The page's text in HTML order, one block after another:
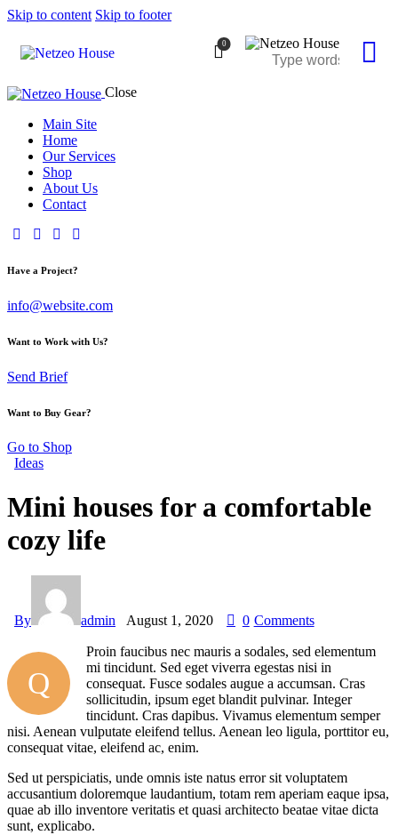
Skip to content Skip to footer
0
Close
Main Site
Home
Our Services
Shop
About Us
Contact
Have a Project?
info@website.com
Want to Work with Us?
Send Brief
Want to Buy Gear?
Go to Shop
Ideas
Mini houses for a comfortable
cozy life
By admin August 1, 2020 0 Comments
Q
Proin faucibus nec mauris a sodales, sed elementum
mi tincidunt. Sed eget viverra egestas nisi in
consequat. Fusce sodales augue a accumsan. Cras
sollicitudin, ipsum eget blandit pulvinar. Integer
tincidunt. Cras dapibus. Vivamus elementum semper
nisi. Aenean vulputate eleifend tellus. Aenean leo ligula, porttitor eu,
consequat vitae, eleifend ac, enim.
Sed ut perspiciatis, unde omnis iste natus error sit voluptatem
accusantium doloremque laudantium, totam rem aperiam eaque ipsa,
quae ab illo inventore veritatis et quasi architecto beatae vitae dicta
sunt, explicabo.